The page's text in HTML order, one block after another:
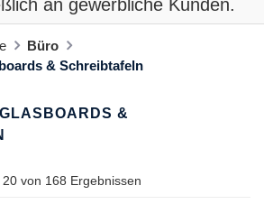
an gewerbliche Kunden.
Büro
& Schreibtafeln
&
20 von 168 Ergebnissen